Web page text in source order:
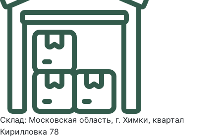
Склад: Московская область, г. Химки, квартал
Кирилловка 78